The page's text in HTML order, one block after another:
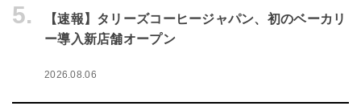
5.
【速報】タリーズコーヒージャパン、初のベーカリ
ー導入新店舗オープン
2026.08.06